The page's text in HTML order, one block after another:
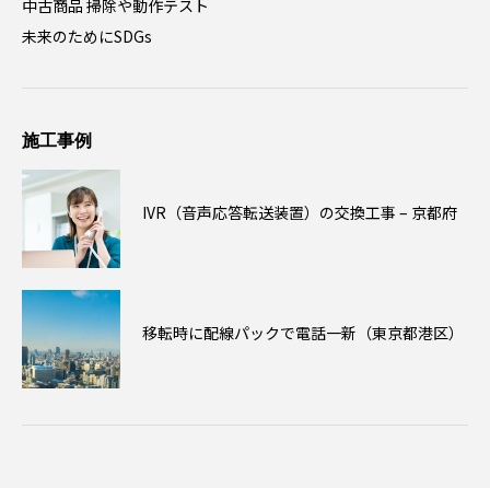
中古商品 掃除や動作テスト
未来のためにSDGs
施工事例
IVR（音声応答転送装置）の交換工事 – 京都府
移転時に配線パックで電話一新（東京都港区）